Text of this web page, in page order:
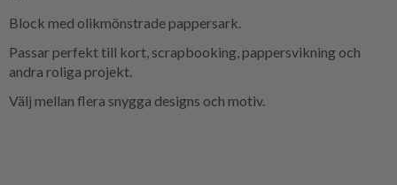
Block med olikmönstrade pappersark.
Passar perfekt till kort, scrapbooking, pappersvikning och
andra roliga projekt.
Välj mellan flera snygga designs och motiv.